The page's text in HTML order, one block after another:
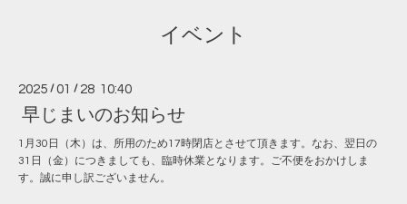
イベント
2025 /01 / 28 10:40
早じまいのお知らせ
1月30日（木）は、所用のため17時閉店とさせて頂きます。なお、翌日の
31日（金）につきましても、臨時休業となります。ご不便をおかけしま
す。誠に申し訳ございません。